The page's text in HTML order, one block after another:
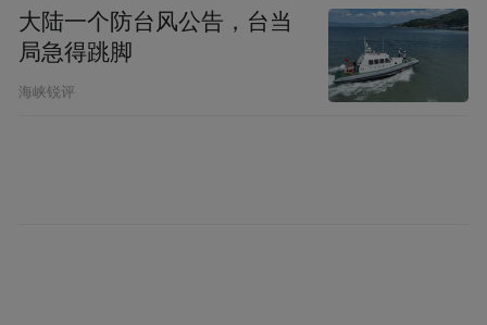
大陆一个防台风公告，台当
局急得跳脚
海峡锐评